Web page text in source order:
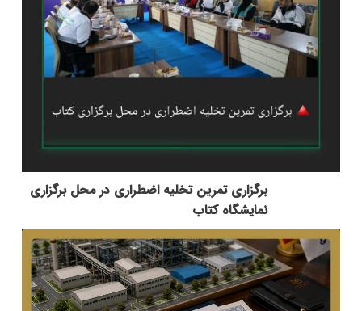
برگزاری تمرین تخلیه اضطراری در محل برگزاری
نمایشگاه کتاب